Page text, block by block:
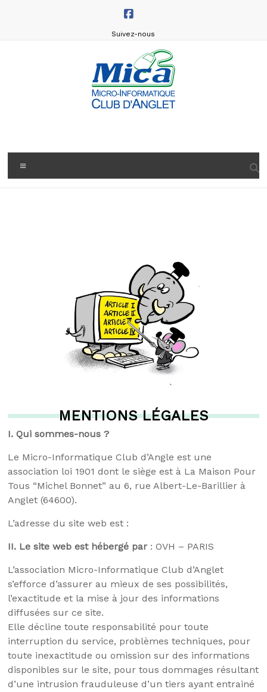
Suivez-nous
Informatique
Club
MENTIONS LÉGALES
I. Qui sommes-nous ?
Le Micro-Informatique Club d’Angle est une
association loi 1901 dont le siège est à La Maison Pour
Tous “Michel Bonnet” au 6, rue Albert-Le-Barillier à
Anglet (64600).
L’adresse du site web est :
II. Le site web est hébergé par : OVH – PARIS
L’association Micro-Informatique Club d’Anglet
s’efforce d’assurer au mieux de ses possibilités,
l’exactitude et la mise à jour des informations
diffusées sur ce site.
Elle décline toute responsabilité pour toute
interruption du service, problèmes techniques, pour
toute inexactitude ou omission sur des informations
disponibles sur le site, pour tous dommages résultant
d’une intrusion frauduleuse d’un tiers ayant entrainé